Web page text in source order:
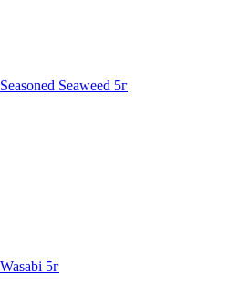
Seaweed 5г
5г